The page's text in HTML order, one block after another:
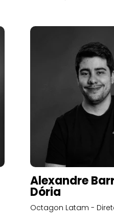
Alexandre
Dória
Octagon Latam -